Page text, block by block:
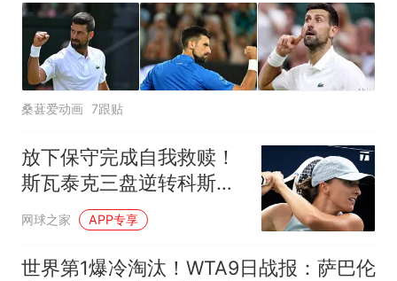
桑葚爱动画 7跟贴
放下保守完成自我救赎！
斯瓦泰克三盘逆转科斯秋
克完成法网复仇
网球之家 APP专享
世界第1爆冷淘汰！WTA9日战报：萨巴伦